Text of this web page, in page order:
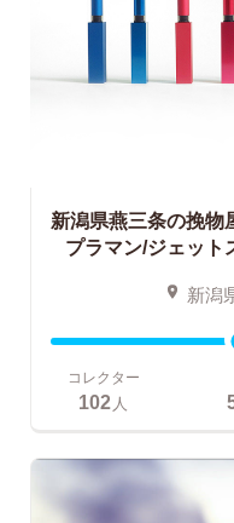
新潟県燕三条の挽物
プラマン/ジェット
新潟
コレクター
102 人